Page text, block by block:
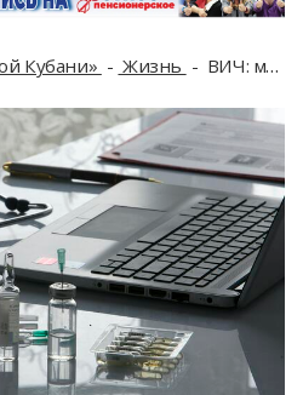
Кубани» Жизнь ВИЧ: мифы, в которые не стоит верить